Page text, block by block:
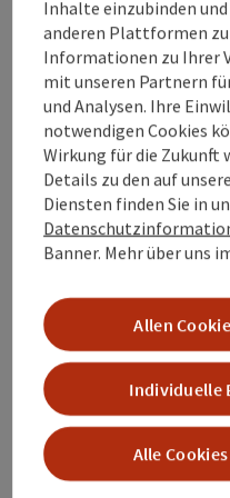
Länge: 33,5 km
Höhenmeter
Schwierigkeit:
Leicht
Kondition:
Leicht
Panorama:
Einige Ausblicke
ORTSRUNDE
Bewegungs-
StartortSt. Veit im
Nordic-Walking-
Inhalte einzubinden
anderen Plattformen
Informationen zu Ihrer
mit unseren Partnern
und Analysen. Ihre
notwendigen Cookies
Wirkung für die Zukunft
Details zu den auf
Diensten finden Sie in
Banner. Mehr über uns
Alle
Individuelle
Allen